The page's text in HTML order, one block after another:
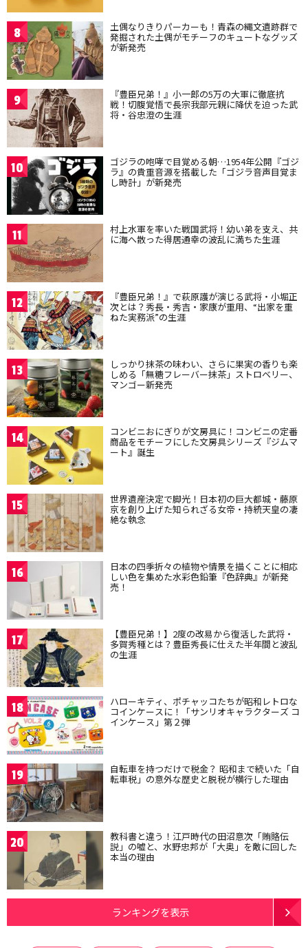
8 土偶なりきりパーカーも！青森の縄文遺跡群で
発掘された土偶がモチーフのキュートなグッズ
が新発売
9 『豊臣兄弟！』小一郎の5万の大軍に徹底抗
戦！切腹覚悟で長宗我部元親に降伏を迫った武
将・谷忠澄の生涯
10 ゴジラの咆哮で目覚める朝…1954年公開『ゴジ
ラ』の貴重音源を搭載した「ゴジラ音声目覚ま
し時計」が新発売
11 村上水軍を率いた戦国武将！幼い弟を支え、共
に海へ散った得居通幸の波乱に満ちた生涯
12 『豊臣兄弟！』で萩原護が演じる武将・小堀正
次とは？秀長・秀吉・家康が重用、“出家を重
ねた実務派”の生涯
13 しっかり抹茶の味わい、さらに果実の香りも楽
しめる「無糖フレーバー抹茶」ストロベリー、
マンゴー新発売
14 コンビニおにぎりが文房具に！コンビニの定番
商品をモチーフにした文房具シリーズ『ジムマ
ート』誕生
15 世界遺産決定で脚光！日本初の巨大都城・藤原
京を創り上げた知られざる女帝・持統天皇の凄
絶な執念
16 日本の四季折々の植物や情景を描くことに相応
しい色を集めた水彩色鉛筆『色辞典』が新発
売！
17 【豊臣兄弟！】2度の改易から復活した武将・
多賀秀種とは？豊臣秀長に仕えた半年間と波乱
の生涯
18 ハローキティ、ポチャッコたちが昭和レトロな
コインケースに！「サンリオキャラクターズ コ
インケース」第２弾
19 自転車を持つだけで税金？ 昭和まで続いた「自
転車税」の意外な歴史と脱税が横行した理由
20 教科書と違う！江戸時代の田沼意次「賄賂伝
説」の嘘と、水野忠邦が「大奥」を敵に回した
本当の理由
ランキングを表示